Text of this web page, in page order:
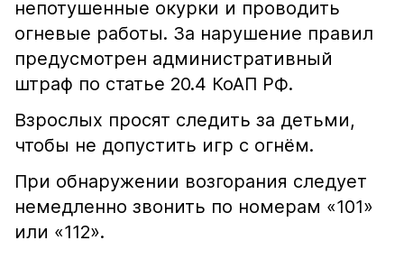
непотушенные окурки и проводить
огневые работы. За нарушение правил
предусмотрен административный
штраф по статье 20.4 КоАП РФ.
Взрослых просят следить за детьми,
чтобы не допустить игр с огнём.
При обнаружении возгорания следует
немедленно звонить по номерам «101»
или «112».